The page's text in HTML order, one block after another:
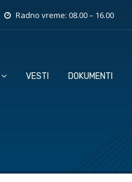
Radno vreme: 08.00 – 16.00
VESTI DOKUMENTI